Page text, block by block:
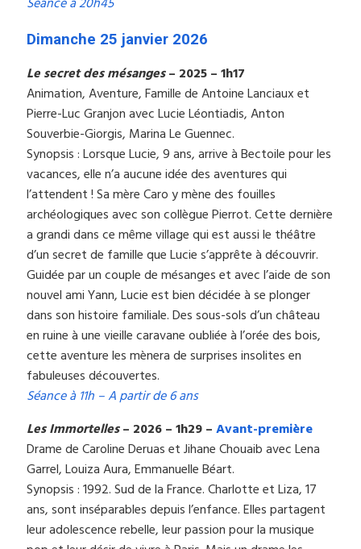
Dimanche 25 janvier 2026
Le secret des mésanges– 2025 – 1h17
Animation, Aventure, Famille de Antoine Lanciaux et
Pierre-Luc Granjon avec Lucie Léontiadis, Anton
Souverbie-Giorgis, Marina Le Guennec.
Synopsis : Lorsque Lucie, 9 ans, arrive à Bectoile pour les
vacances, elle n’a aucune idée des aventures qui
l’attendent ! Sa mère Caro y mène des fouilles
archéologiques avec son collègue Pierrot. Cette dernière
a grandi dans ce même village qui est aussi le théâtre
d’un secret de famille que Lucie s’apprête à découvrir.
Guidée par un couple de mésanges et avec l’aide de son
nouvel ami Yann, Lucie est bien décidée à se plonger
dans son histoire familiale. Des sous-sols d’un château
en ruine à une vieille caravane oubliée à l’orée des bois,
cette aventure les mènera de surprises insolites en
fabuleuses découvertes.
Séance à 11h – A partir de 6 ans
Les Immortelles– 2026 – 1h29 –Avant-première
Drame de Caroline Deruas et Jihane Chouaib avec Lena
Garrel, Louiza Aura, Emmanuelle Béart.
Synopsis : 1992. Sud de la France. Charlotte et Liza, 17
ans, sont inséparables depuis l’enfance. Elles partagent
leur adolescence rebelle, leur passion pour la musique